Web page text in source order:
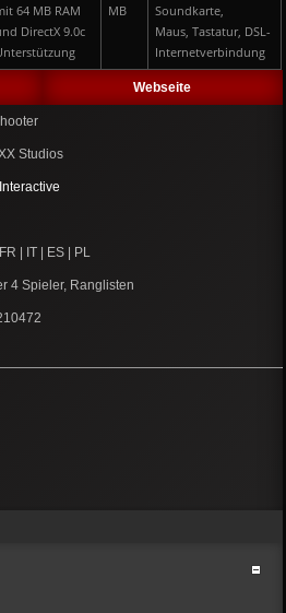
64 MB RAM
DirectX 9.0c
MB
Soundkarte,
Maus, Tastatur, DSL-
Internetverbindung
Webseite
Studios
| IT | ES | PL
4 Spieler, Ranglisten